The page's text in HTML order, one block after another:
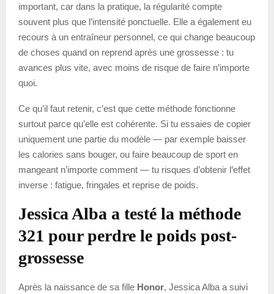
important, car dans la pratique, la régularité compte
souvent plus que l’intensité ponctuelle. Elle a également eu
recours à un entraîneur personnel, ce qui change beaucoup
de choses quand on reprend après une grossesse : tu
avances plus vite, avec moins de risque de faire n’importe
quoi.
Ce qu’il faut retenir, c’est que cette méthode fonctionne
surtout parce qu’elle est cohérente. Si tu essaies de copier
uniquement une partie du modèle — par exemple baisser
les calories sans bouger, ou faire beaucoup de sport en
mangeant n’importe comment — tu risques d’obtenir l’effet
inverse : fatigue, fringales et reprise de poids.
Jessica Alba a testé la méthode
321 pour perdre le poids post-
grossesse
Après la naissance de sa fille Honor, Jessica Alba a suivi